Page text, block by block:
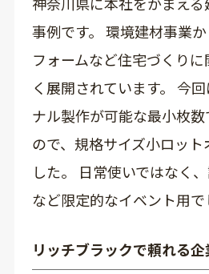
事例です。 環境建材事業
フォームなど住宅づくり
く展開されています。 今
ナル製作が可能な最小枚
ので、規格サイズ小ロット
した。 日常使いではなく
など限定的なイベント用で
リッチブラックで頼れる